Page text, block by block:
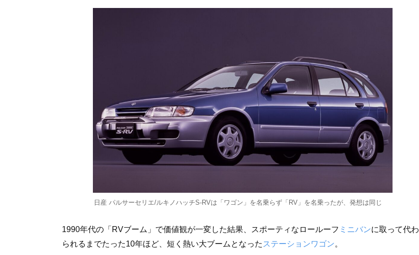
日産 パルサーセリエ/ルキノハッチS-RVは「ワゴン」を名乗らず「RV」を名乗ったが、発想は同じ
1990年代の「RVブーム」で価値観が一変した結果、スポーティなロールーフ ミニバンに取って代わ
られるまでたった10年ほど、短く熱い大ブームとなった ステーションワゴン。